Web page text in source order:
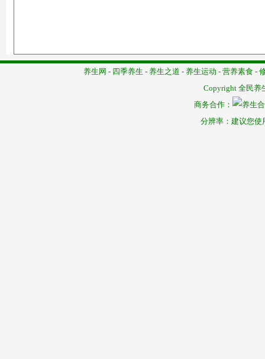
养生网 - 四季养生 - 养生之道 - 养生运动 - 营养素食 -
Copyright 全民养
商务合作：
分辨率：建议您使